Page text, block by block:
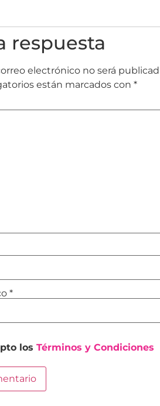
respuesta
electrónico no será
están marcados con *
*
los Términos y Condiciones